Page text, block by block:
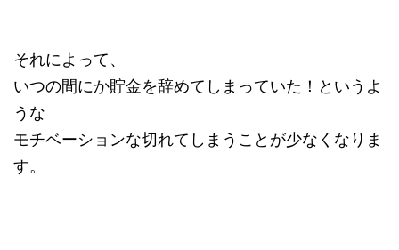
それによって、
いつの間にか貯金を辞めてしまっていた！というよ
うな
モチベーションな切れてしまうことが少なくなりま
す。